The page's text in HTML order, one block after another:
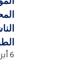
6 أبريل 2024